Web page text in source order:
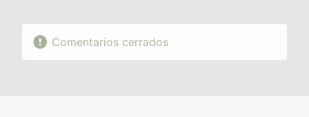
Comentarios cerrados